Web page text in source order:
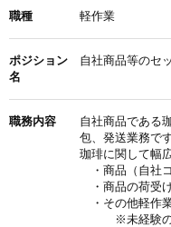
職種 軽作業
ポジション
名
自社商品等のセ
職務内容
自社商品である
包、発送業務です
珈琲に関して幅
・商品（自社
・商品の荷受
・その他軽作
※未経験の方